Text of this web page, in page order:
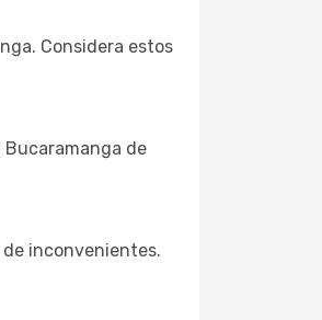
Considera estos
de
inconvenientes.